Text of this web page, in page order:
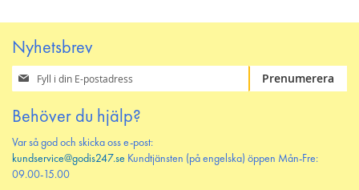
Nyhetsbrev
Prenumerera
på
nyhetsbrev
Prenumerera
Behöver du hjälp?
Var så god och skicka oss e-post:
kundservice@godis247.se Kundtjänsten (på engelska) öppen Mån-Fre:
09.00-15.00